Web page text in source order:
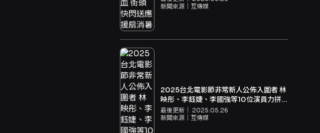
新聞來源｜ 互傳媒
2025台北電影節非常新人公佈入圍者 林
映彤、李鈺婕、李國強等10位演員力拼
新人獎
最後更新｜ 2025.05.26
新聞來源｜ 互傳媒